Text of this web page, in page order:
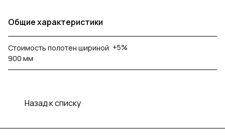
Общие характеристики
Стоимость полотен шириной
900 мм
+5%
Назад к списку